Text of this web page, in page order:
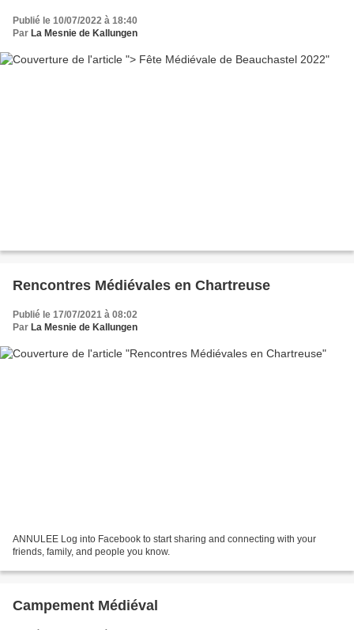
Publié le 10/07/2022 à 18:40
Par La Mesnie de Kallungen
Rencontres Médiévales en Chartreuse
Publié le 17/07/2021 à 08:02
Par La Mesnie de Kallungen
ANNULEE Log into Facebook to start sharing and connecting with your
friends, family, and people you know.
Campement Médiéval